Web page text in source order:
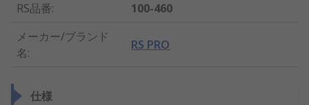
RS品番:
100-460
メーカー/ブランド
名:
RS PRO
仕様